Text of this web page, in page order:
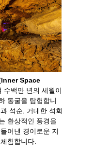
Space
수백만 년의 세월이
동굴을 탐험합니
석순, 거대한 석회
환상적인 풍경을
어낸 경이로운 지
험합니다.